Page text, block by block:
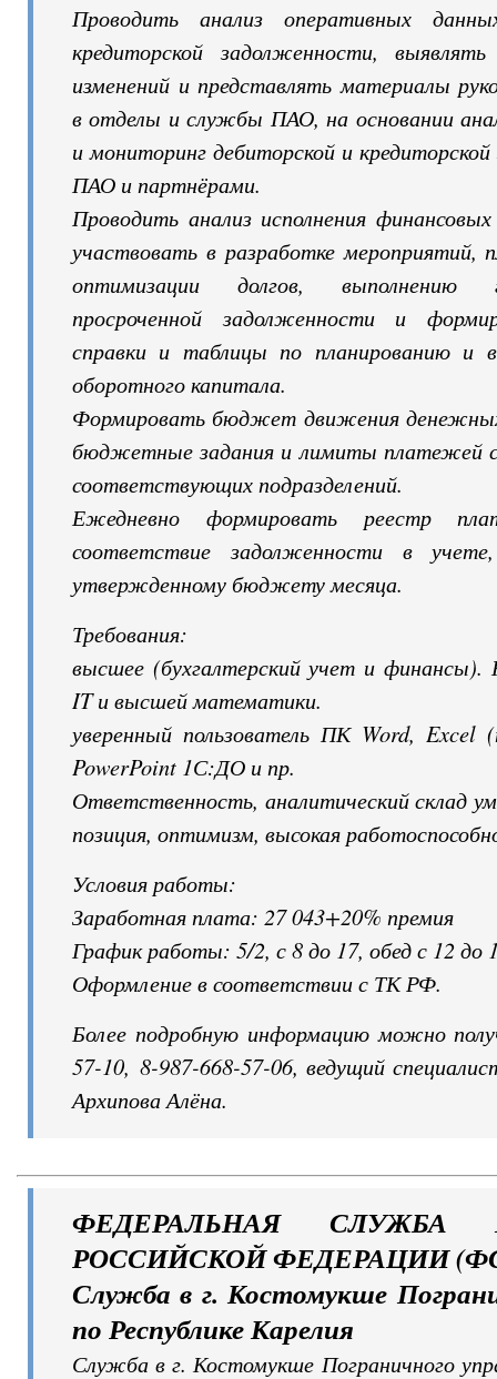
Проводить анализ оперативных
кредиторской задолженности,
изменений и представлять материалы
в отделы и службы ПАО, на основании
и мониторинг дебиторской и
ПАО и партнёрами.
Проводить анализ исполнения
участвовать в разработке мероприятий,
оптимизации долгов, выполнению
просроченной задолженности и
справки и таблицы по планированию и
оборотного капитала.
Формировать бюджет движения
бюджетные задания и лимиты платежей с
соответствующих подразделений.
Ежедневно формировать реестр
соответствие задолженности в
утвержденному бюджету месяца.
Требования:
высшее (бухгалтерский учет и финансы).
IT и высшей математики.
уверенный пользователь ПК Word, Excel
PowerPoint 1С:ДО и пр.
Ответственность, аналитический склад
позиция, оптимизм, высокая
Условия работы:
Заработная плата: 27 043+20% премия
График работы: 5/2, с 8 до 17, обед с 12 до
Оформление в соответствии с ТК РФ.
Более подробную информацию можно
57-10, 8-987-668-57-06, ведущий
Архипова Алёна.
ФЕДЕРАЛЬНАЯ СЛУЖБА
РОССИЙСКОЙ ФЕДЕРАЦИИ
Служба в г. Костомукше
по Республике Карелия
Служба в г. Костомукше Пограничного